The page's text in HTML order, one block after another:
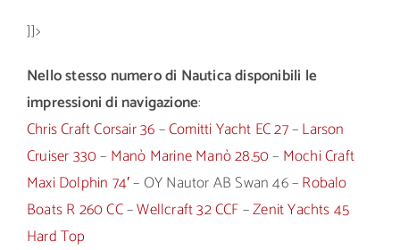
]]>
Nello stesso numero di Nautica disponibili le
impressioni di navigazione:
Chris Craft Corsair 36–Comitti Yacht EC 27–Larson
Cruiser 330– Manò Marine Manò 28.50– Mochi Craft
Maxi Dolphin 74′– OY Nautor AB Swan 46 –Robalo
Boats R 260 CC–Wellcraft 32 CCF–Zenit Yachts 45
Hard Top